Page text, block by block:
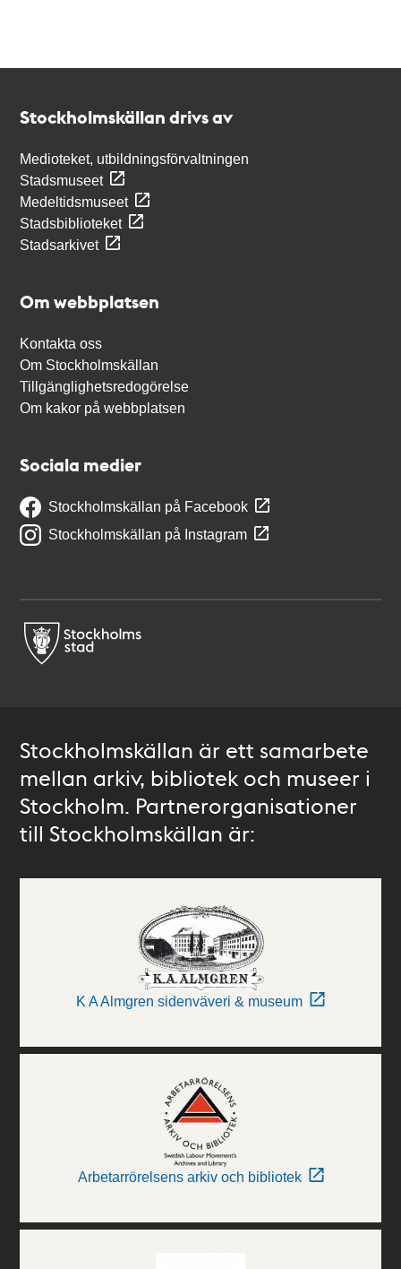
Stockholmskällan drivs av
Medioteket, utbildningsförvaltningen
Stadsmuseet
Medeltidsmuseet
Stadsbiblioteket
Stadsarkivet
Om webbplatsen
Kontakta oss
Om Stockholmskällan
Tillgänglighetsredogörelse
Om kakor på webbplatsen
Sociala medier
Stockholmskällan på Facebook
Stockholmskällan på Instagram
Stockholmskällan är ett samarbete
mellan arkiv, bibliotek och museer i
Stockholm. Partnerorganisationer
till Stockholmskällan är:
K A Almgren sidenväveri & museum
Arbetarrörelsens arkiv och bibliotek